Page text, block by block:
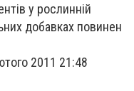
у рослинній
добавках повинен
2011 21:48